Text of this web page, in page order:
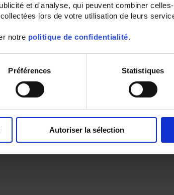
et d'analyse, qui peuvent combiner
lors de votre utilisation de leurs
notre politique de confidentialité.
Préférences Statistiques
Autoriser la sélection